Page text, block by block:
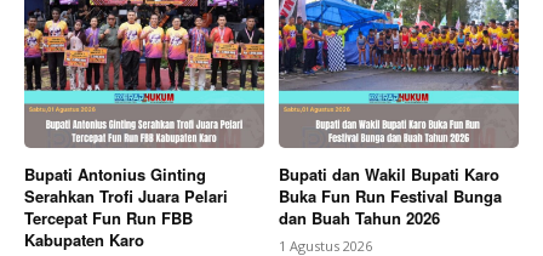
Bupati Antonius Ginting
Serahkan Trofi Juara Pelari
Tercepat Fun Run FBB
Kabupaten Karo
Bupati dan Wakil Bupati Karo
Buka Fun Run Festival Bunga
dan Buah Tahun 2026
1 Agustus 2026